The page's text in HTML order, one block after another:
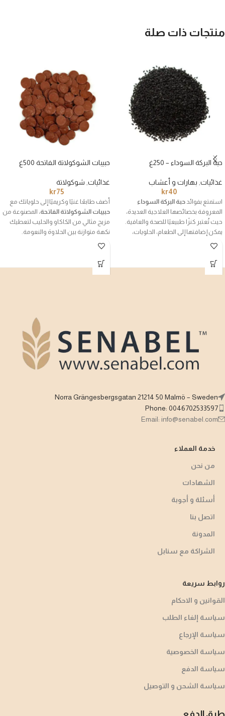
منتجات ذات صلة
حبة البركة السوداء – 250غ
غذائيات, بهارات و أعشاب
kr40
استمتع بفوائدحبة البركة السوداء
المعروفة بخصائصها العلاجية العديدة،
حيث تُعتبر كنزًا طبيعيًا للصحة والعافية.
يمكن إضافتها إلى الطعام، الحلويات،
المخبوزات، أو حتى تناولها مع العسل
حبيبات الشوكولاتة الفاتحة 500غ
غذائيات, شوكولاتة
kr75
أضف طابعًا غنيًا وكريميًا إلى حلوياتك مع
حبيبات الشوكولاتة الفاتحة، المصنوعة من
مزيج مثالي من الكاكاو والحليب لتعطيك
نكهة متوازنة بين الحلاوة والنعومة.
مثالية للكوكيز، المافن، الكيك، أو حتى
Norra Grängesbergsgatan 21214 50 Malmö – Sweden
Phone: 0046702533597
Email: info@senabel.com
خدمة العملاء
من نحن
الشهادات
أسئلة و أجوبة​
اتصل بنا
المدونة
الشراكة مع سنابل
روابط سريعة
القوانين و الاحكام
سياسة إلغاء الطلب
سياسة الإرجاع
سياسة الخصوصية
سياسة الدفع
سياسة الشحن و التوصيل